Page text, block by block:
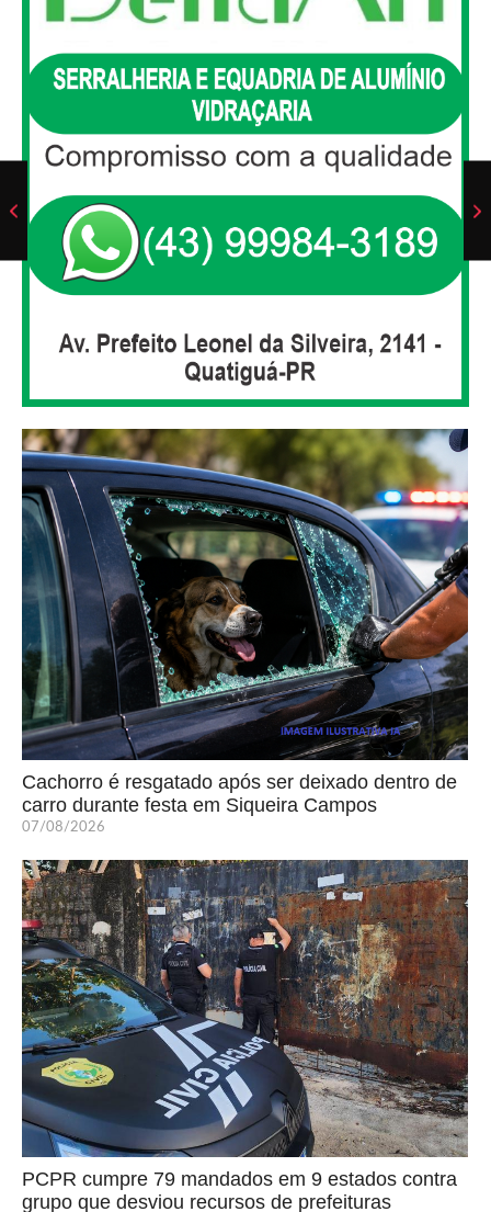
Cachorro é resgatado após ser deixado dentro de
carro durante festa em Siqueira Campos
07/08/2026
PCPR cumpre 79 mandados em 9 estados contra
grupo que desviou recursos de prefeituras